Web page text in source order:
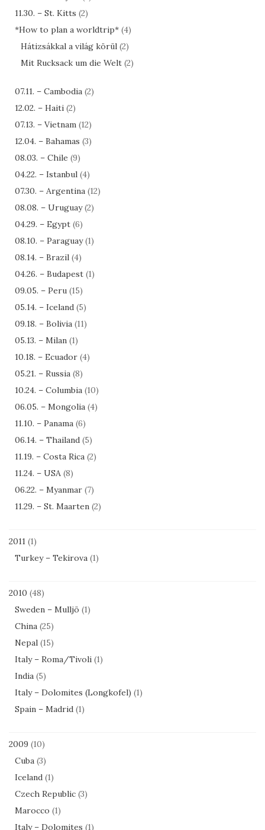
11.30. – St. Kitts (2)
*How to plan a worldtrip* (4)
Hátizsákkal a világ körül (2)
Mit Rucksack um die Welt (2)
07.11. – Cambodia (2)
12.02. – Haiti (2)
07.13. – Vietnam (12)
12.04. – Bahamas (3)
08.03. – Chile (9)
04.22. – Istanbul (4)
07.30. – Argentina (12)
08.08. – Uruguay(2)
04.29. – Egypt (6)
08.10. – Paraguay(1)
08.14. – Brazil (4)
04.26. – Budapest (1)
09.05. – Peru (15)
05.14. – Iceland (5)
09.18. – Bolivia (11)
05.13. – Milan (1)
10.18. – Ecuador (4)
05.21. – Russia (8)
10.24. – Columbia (10)
06.05. – Mongolia (4)
11.10. – Panama (6)
06.14. – Thailand (5)
11.19. – Costa Rica (2)
11.24. – USA (8)
06.22. – Myanmar (7)
11.29. – St. Maarten (2)
2011 (1)
Turkey – Tekirova (1)
2010 (48)
Sweden – Mulljö (1)
China (25)
Nepal (15)
Italy – Roma/Tivoli (1)
India (5)
Italy – Dolomites (Longkofel) (1)
Spain – Madrid (1)
2009 (10)
Cuba (3)
Iceland (1)
Czech Republic (3)
Marocco (1)
Italy – Dolomites (1)